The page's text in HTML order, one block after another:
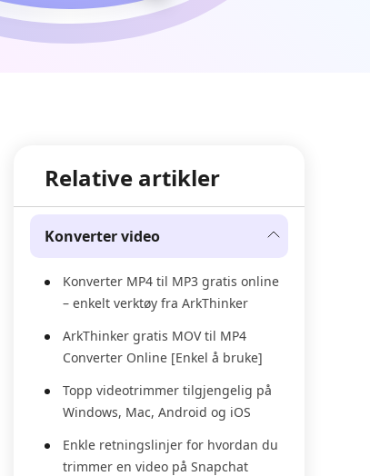
Relative artikler
Konverter video
Konverter MP4 til MP3 gratis online
– enkelt verktøy fra ArkThinker
ArkThinker gratis MOV til MP4
Converter Online [Enkel å bruke]
Topp videotrimmer tilgjengelig på
Windows, Mac, Android og iOS
Enkle retningslinjer for hvordan du
trimmer en video på Snapchat